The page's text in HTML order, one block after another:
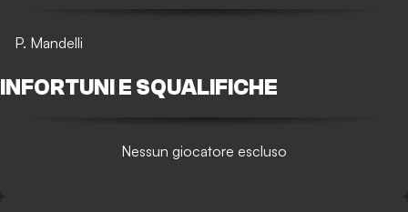
P. Mandelli
INFORTUNI E SQUALIFICHE
Nessun giocatore escluso